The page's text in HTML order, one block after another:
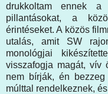
drukkoltam ennek a
pillantásokat, a
érintéseket. A közös
utalás, amit SW
monológjai
visszafogja magát, vív
nem bírják, én
múlttal rendelkeznek,